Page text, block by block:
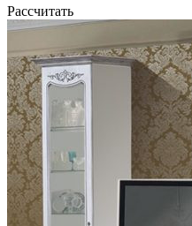
Рассчитать